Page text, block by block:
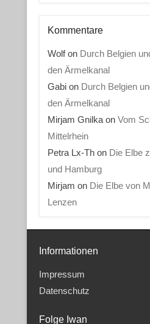
Kommentare
Wolfon Durch Belgien
den Ärmelkanal
Gabion Durch Belgien
den Ärmelkanal
Mirjam Gnilkaon Vom
Mittelrhein
Petra Lx-Thon Die Elbe
und Hamburg
Mirjam on Die Elbe von
Lenzen
Informationen
Impressum
Datenschutz
Folge Iwan